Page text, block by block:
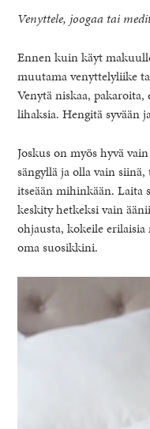
Venyttele, joogaa tai
Ennen kuin käyt
muutama venyttelyliike
Venytä niskaa,
lihaksia. Hengitä syvään
Joskus on myös hyvä
sängyllä ja olla vain
itseään mihinkään. Laita
keskity hetkeksi vain
ohjausta, kokeile
oma suosikkini.